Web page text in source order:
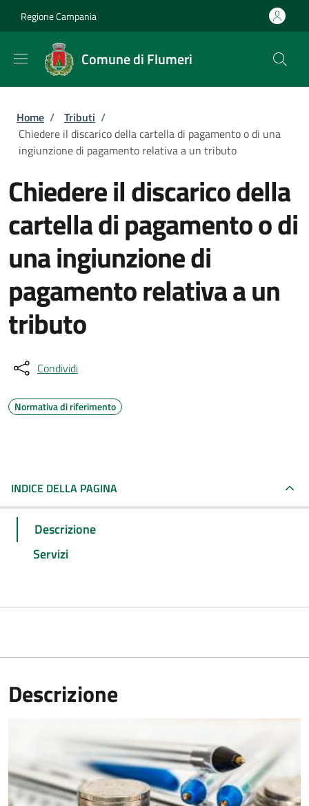
Regione Campania
Comune di Flumeri
Briciole di pane
Home / Tributi /
Chiedere il discarico della cartella di pagamento o di una
ingiunzione di pagamento relativa a un tributo
Chiedere il discarico della
cartella di pagamento o di
una ingiunzione di
pagamento relativa a un
tributo
Condividi
Normativa di riferimento
INDICE DELLA PAGINA
Descrizione
Servizi
Descrizione